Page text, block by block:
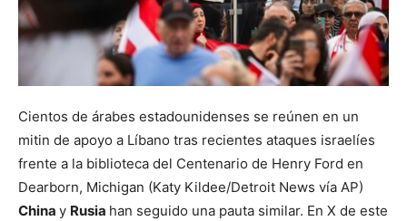
Cientos de árabes estadounidenses se reúnen en un
mitin de apoyo a Líbano tras recientes ataques israelíes
frente a la biblioteca del Centenario de Henry Ford en
Dearborn, Michigan (Katy Kildee/Detroit News vía AP)
China y Rusia han seguido una pauta similar. En X de este